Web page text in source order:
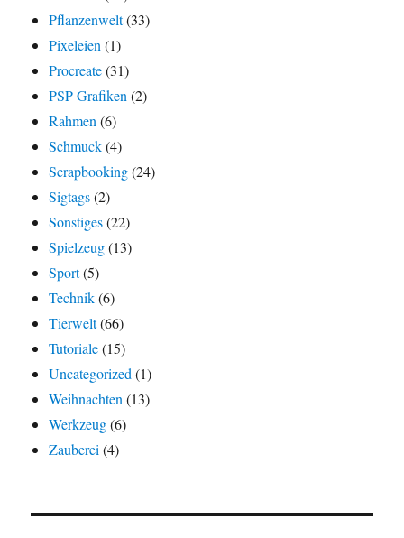
Pflanzenwelt(33)
Pixeleien(1)
Procreate(31)
PSP Grafiken(2)
Rahmen(6)
Schmuck(4)
Scrapbooking(24)
Sigtags(2)
Sonstiges(22)
Spielzeug(13)
Sport(5)
Technik(6)
Tierwelt(66)
Tutoriale(15)
Uncategorized(1)
Weihnachten(13)
Werkzeug(6)
Zauberei(4)